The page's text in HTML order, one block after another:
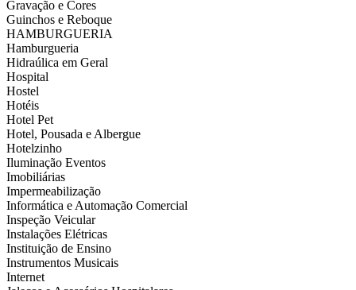
Gravação e Cores
Guinchos e Reboque
HAMBURGUERIA
Hamburgueria
Hidraúlica em Geral
Hospital
Hostel
Hotéis
Hotel Pet
Hotel, Pousada e Albergue
Hotelzinho
Iluminação Eventos
Imobiliárias
Impermeabilização
Informática e Automação Comercial
Inspeção Veicular
Instalações Elétricas
Instituição de Ensino
Instrumentos Musicais
Internet